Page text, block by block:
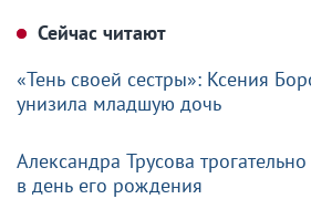
Сейчас читают
«Тень своей сестры»: Ксения
унизила младшую дочь
Александра Трусова
в день его рождения